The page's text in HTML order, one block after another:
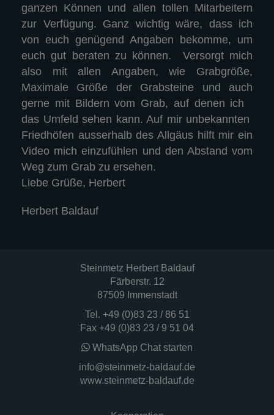
ganzen Können und allen tollen Mitarbeitern
zur Verfügung. Ganz wichtig wäre, dass ich
von euch genügend Angaben bekomme, um
euch gut beraten zu können. Versorgt mich
also mit allen Angaben, wie Grabgröße,
Maximale Größe der Grabsteine und auch
gerne mit Bildern vom Grab, auf denen ich
das Umfeld sehen kann. Auf mir unbekannten
Friedhöfen ausserhalb des Allgäus hilft mir ein
Video mich einzufühlen und den Abstand vom
Weg zum Grab zu ersehen.
Liebe Grüße, Herbert
Herbert Baldauf
Steinmetz Herbert Baldauf
Färberstr. 12
87509 Immenstadt
Tel. +49 (0)83 23 / 86 51
Fax +49 (0)83 23 / 9 51 04
WhatsApp Chat starten
info@steinmetz-baldauf.de
www.steinmetz-baldauf.de